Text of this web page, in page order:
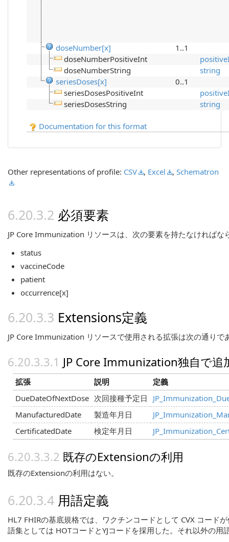
doseNumber[x]
1..1
doseNumberPositiveInt
doseNumberString
string
seriesDoses[x]
0..1
seriesDosesPositiveInt
seriesDosesString
string
Documentation for this format
Other representations of profile: CSV , Excel , Schematron
必須要素
JP Core Immunization リソースは、次の要素を持たなければな
status
vaccineCode
patient
occurrence[x]
Extensions定義
JP Core Immunization リソースで使用される拡張は次の通りで
JP Core Immunization独自で
拡張 説明
定義
DueDateOfNextDose 次回接種予定日
ManufacturedDate
製造年月日
CertificatedDate
検定年月日
既存のExtensionの利用
既存のExtensionの利用はない。
用語定義
HL7 FHIRの基底規格では、ワクチンコードとして CVX コード
語集としては HOTコードとYJコードを採用した。それ以外の